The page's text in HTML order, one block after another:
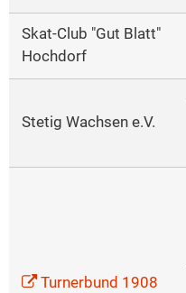
Skat-Club "Gut Blatt"
Hochdorf
Stetig Wachsen e.V.
Turnerbund 1908